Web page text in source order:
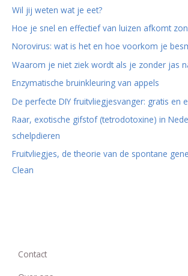
Wil jij weten wat je eet?
Hoe je snel en effectief van luizen afkomt
Norovirus: wat is het en hoe voorkom je
Waarom je niet ziek wordt als je zonder jas
Enzymatische bruinkleuring van appels
De perfecte DIY fruitvliegjesvanger: gratis en
Raar, exotische gifstof (tetrodotoxine) in
schelpdieren
Fruitvliegjes, de theorie van de spontane
Clean
Contact